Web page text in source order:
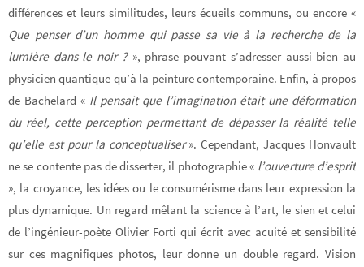
différences et leurs similitudes, leurs écueils communs, ou encore «
Que penser d’un homme qui passe sa vie à la recherche de la
lumière dans le noir ?», phrase pouvant s’adresser aussi bien au
physicien quantique qu’à la peinture contemporaine. Enfin, à propos
de Bachelard « Il pensait que l’imagination était une déformation
du réel, cette perception permettant de dépasser la réalité telle
qu’elle est pour la conceptualiser». Cependant, Jacques Honvault
ne se contente pas de disserter, il photographie « l’ouverture d’esprit
», la croyance, les idées ou le consumérisme dans leur expression la
plus dynamique. Un regard mêlant la science à l’art, le sien et celui
de l’ingénieur-poète Olivier Forti qui écrit avec acuité et sensibilité
sur ces magnifiques photos, leur donne un double regard. Vision